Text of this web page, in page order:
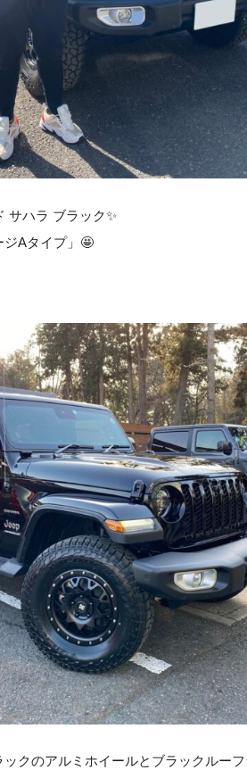
サハラ ブラック✨
ジAタイプ」🤩
クのアルミホイールとブラックルー